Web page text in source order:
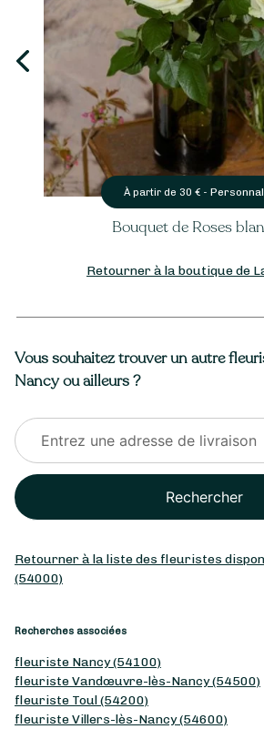
À partir de 30 € -
Bouquet de Roses
Retourner à la boutique de
Vous souhaitez trouver un autre
Nancy ou ailleurs ?
Rechercher
Retourner à la liste des fleuristes
(54000)
Recherches associées
fleuriste Nancy (54100)
fleuriste Vandœuvre-lès-Nancy (54500)
fleuriste Toul (54200)
fleuriste Villers-lès-Nancy (54600)